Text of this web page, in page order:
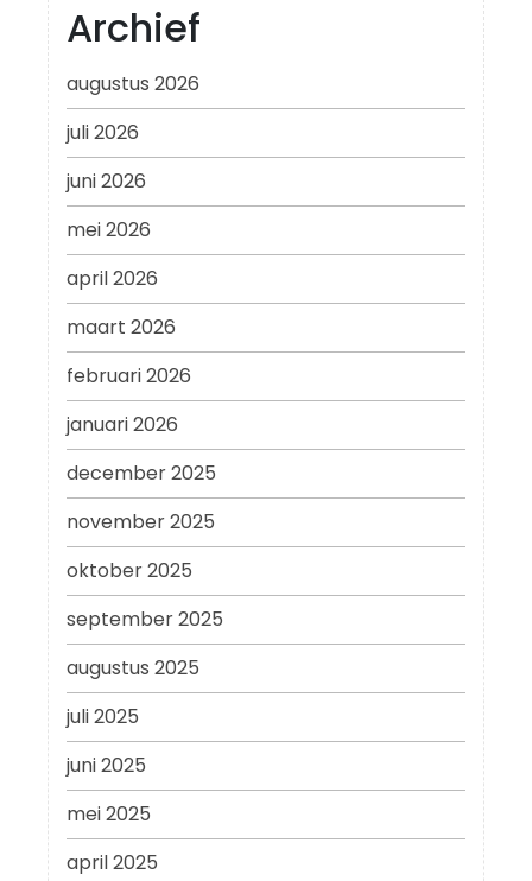
Archief
augustus 2026
juli 2026
juni 2026
mei 2026
april 2026
maart 2026
februari 2026
januari 2026
december 2025
november 2025
oktober 2025
september 2025
augustus 2025
juli 2025
juni 2025
mei 2025
april 2025